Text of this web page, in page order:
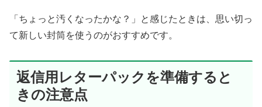
「ちょっと汚くなったかな？」と感じたときは、思い切っ
て新しい封筒を使うのがおすすめです。
返信用レターパックを準備すると
きの注意点